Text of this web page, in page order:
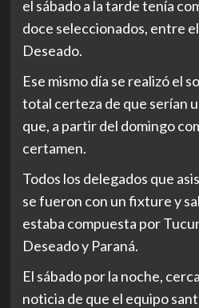
el sábado a la tarde tenía
doce seleccionados, entre
Deseado.
Ese mismo día se realizó el
total certeza de que serían
que, a partir del domingo
certamen.
Todos los delegados que
se fueron con un fixture y
estaba compuesta por
Deseado y Paraná.
El sábado por la noche,
noticia de que el equipo